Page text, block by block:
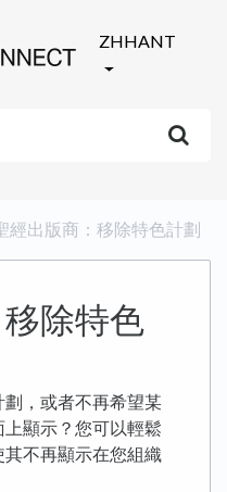
ZHHANT
經出版商：移除特色計劃
除特色
，或者不再希望某
顯示？您可以輕鬆
不再顯示在您組織